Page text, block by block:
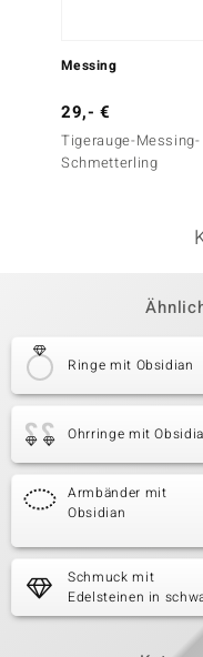
Messing
29,- €
Tigerauge-Messing-
Schmetterling
Ringe mit Obsidian
Ohrringe mit
Armbänder mit
Obsidian
Schmuck mit
Edelsteinen in